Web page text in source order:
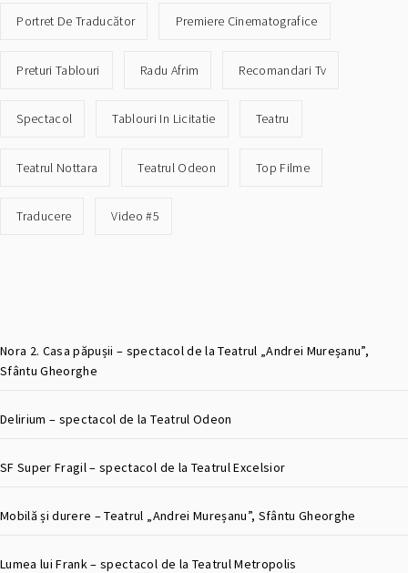
Portret De Traducător Premiere Cinematografice
Preturi Tablouri Radu Afrim Recomandari Tv
Spectacol Tablouri In Licitatie Teatru
Teatrul Nottara Teatrul Odeon Top Filme
Traducere Video #5
Nora 2. Casa păpușii – spectacol de la Teatrul „Andrei Mureșanu”,
Sfântu Gheorghe
Delirium – spectacol de la Teatrul Odeon
SF Super Fragil – spectacol de la Teatrul Excelsior
Mobilă și durere – Teatrul „Andrei Mureșanu”, Sfântu Gheorghe
Lumea lui Frank – spectacol de la Teatrul Metropolis